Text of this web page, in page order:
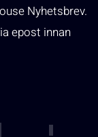
Nyhetsbrev.
epost innan